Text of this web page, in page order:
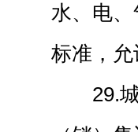
水、电
标准，允
29.